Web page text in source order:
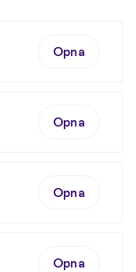
Opna
Opna
Opna
Opna